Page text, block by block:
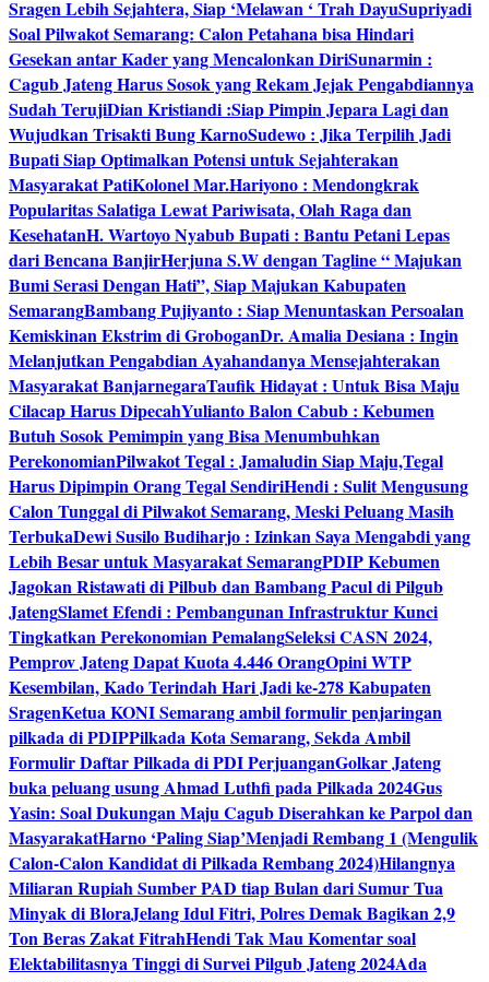
Sragen Lebih Sejahtera, Siap ‘Melawan ‘ Trah DayuSupriyadi
Soal Pilwakot Semarang: Calon Petahana bisa Hindari
Gesekan antar Kader yang Mencalonkan DiriSunarmin :
Cagub Jateng Harus Sosok yang Rekam Jejak Pengabdiannya
Sudah TerujiDian Kristiandi :Siap Pimpin Jepara Lagi dan
Wujudkan Trisakti Bung KarnoSudewo : Jika Terpilih Jadi
Bupati Siap Optimalkan Potensi untuk Sejahterakan
Masyarakat PatiKolonel Mar.Hariyono : Mendongkrak
Popularitas Salatiga Lewat Pariwisata, Olah Raga dan
KesehatanH. Wartoyo Nyabub Bupati : Bantu Petani Lepas
dari Bencana BanjirHerjuna S.W dengan Tagline “ Majukan
Bumi Serasi Dengan Hati”, Siap Majukan Kabupaten
SemarangBambang Pujiyanto : Siap Menuntaskan Persoalan
Kemiskinan Ekstrim di GroboganDr. Amalia Desiana : Ingin
Melanjutkan Pengabdian Ayahandanya Mensejahterakan
Masyarakat BanjarnegaraTaufik Hidayat : Untuk Bisa Maju
Cilacap Harus DipecahYulianto Balon Cabub : Kebumen
Butuh Sosok Pemimpin yang Bisa Menumbuhkan
PerekonomianPilwakot Tegal : Jamaludin Siap Maju,Tegal
Harus Dipimpin Orang Tegal SendiriHendi : Sulit Mengusung
Calon Tunggal di Pilwakot Semarang, Meski Peluang Masih
TerbukaDewi Susilo Budiharjo : Izinkan Saya Mengabdi yang
Lebih Besar untuk Masyarakat SemarangPDIP Kebumen
Jagokan Ristawati di Pilbub dan Bambang Pacul di Pilgub
JatengSlamet Efendi : Pembangunan Infrastruktur Kunci
Tingkatkan Perekonomian PemalangSeleksi CASN 2024,
Pemprov Jateng Dapat Kuota 4.446 OrangOpini WTP
Kesembilan, Kado Terindah Hari Jadi ke-278 Kabupaten
SragenKetua KONI Semarang ambil formulir penjaringan
pilkada di PDIPPilkada Kota Semarang, Sekda Ambil
Formulir Daftar Pilkada di PDI PerjuanganGolkar Jateng
buka peluang usung Ahmad Luthfi pada Pilkada 2024Gus
Yasin: Soal Dukungan Maju Cagub Diserahkan ke Parpol dan
MasyarakatHarno ‘Paling Siap’Menjadi Rembang 1 (Mengulik
Calon-Calon Kandidat di Pilkada Rembang 2024)Hilangnya
Miliaran Rupiah Sumber PAD tiap Bulan dari Sumur Tua
Minyak di BloraJelang Idul Fitri, Polres Demak Bagikan 2,9
Ton Beras Zakat FitrahHendi Tak Mau Komentar soal
Elektabilitasnya Tinggi di Survei Pilgub Jateng 2024Ada